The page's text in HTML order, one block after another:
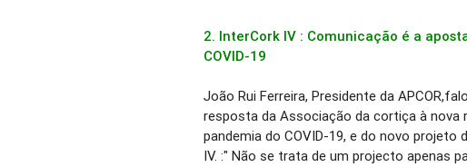
2. InterCork IV : Comunicação é a
COVID-19
João Rui Ferreira, Presidente da
resposta da Associação da cortiça à nova
pandemia do COVID-19, e do novo projeto
IV. :" Não se trata de um projecto apenas